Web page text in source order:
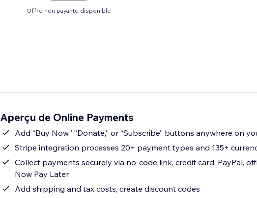
Offre non payante disponible
Aperçu de Online Payments
Add “Buy Now,” “Donate,” or “Subscribe” buttons anywhere on
Stripe integration processes 20+ payment types and 135+
Collect payments securely via no-code link, credit card, PayPal,
Now Pay Later
Add shipping and tax costs, create discount codes